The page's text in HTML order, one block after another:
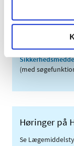
Meddelelser om
(med
(med
Høringer på
Se